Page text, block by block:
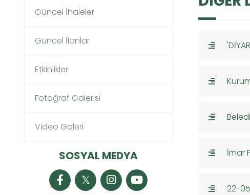
Güncel İhaleler
Güncel İlanlar
Etkinlikler
Fotoğraf Galerisi
Video Galeri
SOSYAL MEDYA
𝕏
İmar
22-